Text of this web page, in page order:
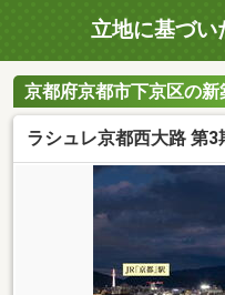
立地に基づい
京都府京都市下京区の
ラシュレ京都西大路 第3